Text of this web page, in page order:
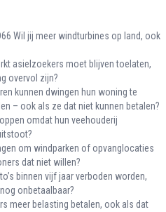
Wil jij meer windturbines op land, ook
asielzoekers moet blijven toelaten,
overvol zijn?
kunnen dwingen hun woning te
– ook als ze dat niet kunnen betalen?
omdat hun veehouderij
om windparken of opvanglocaties
dat niet willen?
binnen vijf jaar verboden worden,
onbetaalbaar?
meer belasting betalen, ook als dat